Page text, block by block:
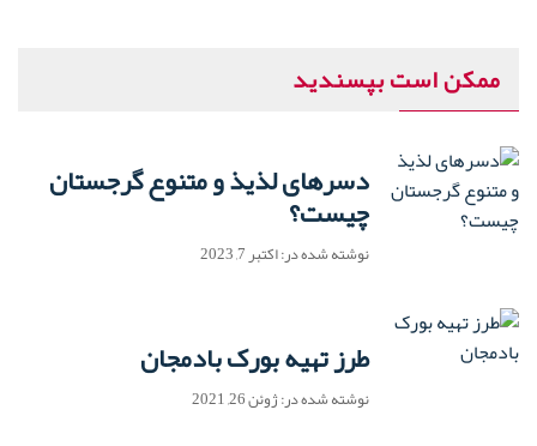
ممکن است بپسندید
دسرهای لذیذ و متنوع گرجستان
چیست؟
نوشته شده در: اکتبر 7, 2023
طرز تهیه بورک بادمجان
نوشته شده در: ژوئن 26, 2021